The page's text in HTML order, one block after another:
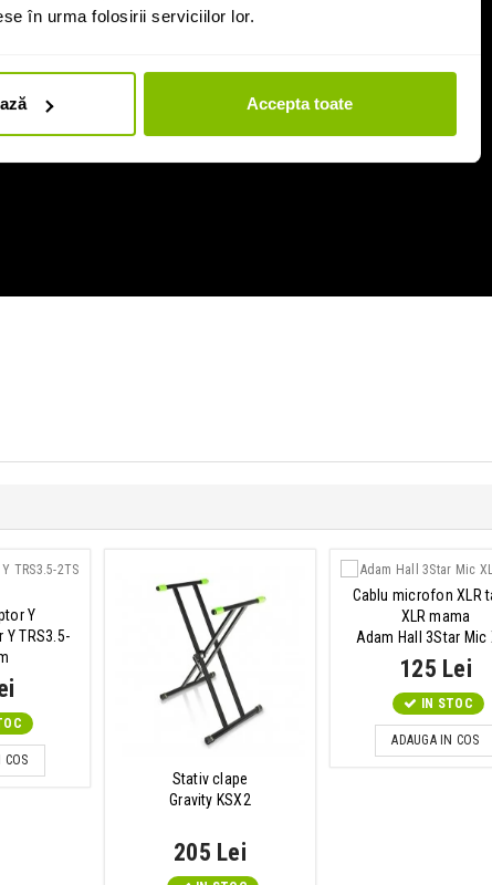
în urma folosirii serviciilor lor.
Accepta toate
Y
Y TRS3.5-
COS
Stativ clape
Gravity KSX2
205 Lei
Cablu microfon XLR
XLR mama
Adam Hall 3Star Mic
20m
125 Lei
IN STOC
ADAUGA IN COS